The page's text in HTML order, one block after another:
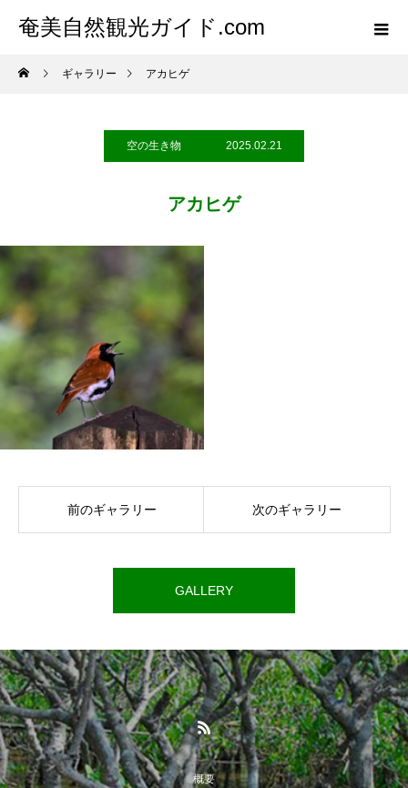
奄美自然観光ガイド.com
ギャラリー アカヒゲ
空の生き物 2025.02.21
アカヒゲ
前のギャラリー 次のギャラリー
GALLERY
概要